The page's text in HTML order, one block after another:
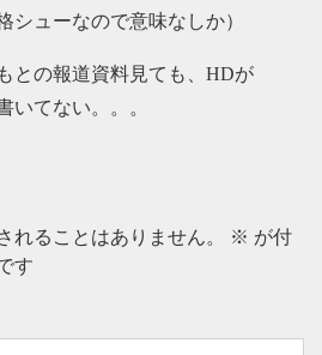
シューなので意味なしか）
との報道資料見ても、HDが
いてない。。。
れることはありません。 ※ が付
す